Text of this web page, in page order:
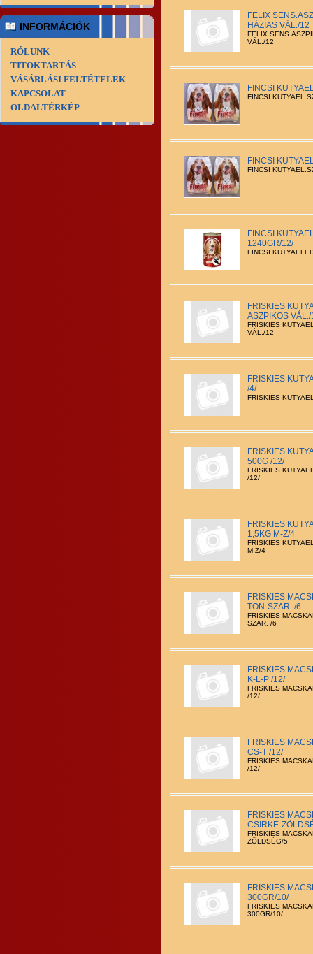
INFORMÁCIÓK
RÓLUNK
TITOKTARTÁS
VÁSÁRLÁSI FELTÉTELEK
KAPCSOLAT
OLDALTÉRKÉP
FELIX
HÁZIAS VÁL./12
FELIX
VÁL./12
FINCSI
FINCSI
FINCSI
FINCSI
FINCSI
1240GR/12/
FINCSI
FRISKIES
ASZPIKOS VÁL./
FRISKIES
VÁL./12
FRISKIES
/4/
FRISKIES
FRISKIES
500G /12/
FRISKIES
/12/
FRISKIES
1,5KG M-Z/4
FRISKIES
M-Z/4
FRISKIES
TON-SZAR. /6
FRISKIES
SZAR. /6
FRISKIES
K-L-P /12/
FRISKIES
/12/
FRISKIES
CS-T /12/
FRISKIES
/12/
FRISKIES
CSIRKE-
FRISKIES
ZÖLDSÉG/5
FRISKIES
300GR/10/
FRISKIES
300GR/10/